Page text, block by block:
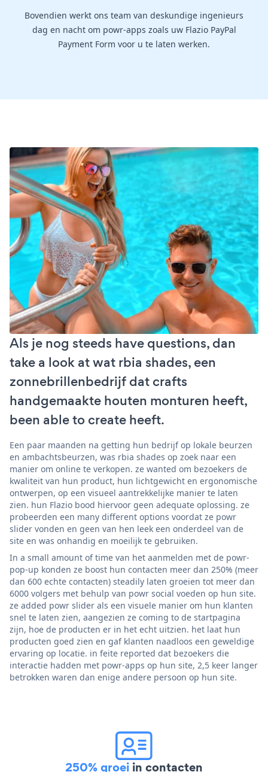
Bovendien werkt ons team van deskundige ingenieurs
dag en nacht om powr-apps zoals uw Flazio PayPal
Payment Form voor u te laten werken.
Als je nog steeds have questions, dan
take a look at wat rbia shades, een
zonnebrillenbedrijf dat crafts
handgemaakte houten monturen heeft,
been able to create heeft.
Een paar maanden na getting hun bedrijf op lokale beurzen
en ambachtsbeurzen, was rbia shades op zoek naar een
manier om online te verkopen. ze wanted om bezoekers de
kwaliteit van hun product, hun lichtgewicht en ergonomische
ontwerpen, op een visueel aantrekkelijke manier te laten
zien. hun Flazio bood hiervoor geen adequate oplossing. ze
probeerden een many different options voordat ze powr
slider vonden en geen van hen leek een onderdeel van de
site en was onhandig en moeilijk te gebruiken.
In a small amount of time van het aanmelden met de powr-
pop-up konden ze boost hun contacten meer dan 250% (meer
dan 600 echte contacten) steadily laten groeien tot meer dan
6000 volgers met behulp van powr social voeden op hun site.
ze added powr slider als een visuele manier om hun klanten
snel te laten zien, aangezien ze coming to de startpagina
zijn, hoe de producten er in het echt uitzien. het laat hun
producten goed zien en gaf klanten naadloos een geweldige
ervaring op locatie. in feite reported dat bezoekers die
interactie hadden met powr-apps op hun site, 2,5 keer langer
betrokken waren dan enige andere persoon op hun site.
250% groei in contacten